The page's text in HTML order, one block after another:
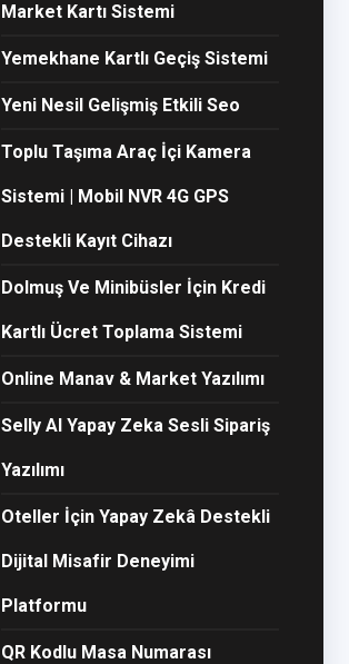
Market Kartı Sistemi
Yemekhane Kartlı Geçiş Sistemi
Yeni Nesil Gelişmiş Etkili Seo
Toplu Taşıma Araç İçi Kamera
Sistemi | Mobil NVR 4G GPS
Destekli Kayıt Cihazı
Dolmuş Ve Minibüsler İçin Kredi
Kartlı Ücret Toplama Sistemi
Online Manav & Market Yazılımı
Selly AI Yapay Zeka Sesli Sipariş
Yazılımı
Oteller İçin Yapay Zekâ Destekli
Dijital Misafir Deneyimi
Platformu
QR Kodlu Masa Numarası